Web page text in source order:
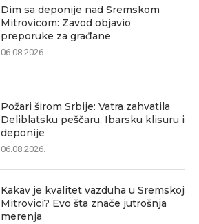
Dim sa deponije nad Sremskom
Mitrovicom: Zavod objavio
preporuke za građane
06.08.2026.
Požari širom Srbije: Vatra zahvatila
Deliblatsku peščaru, Ibarsku klisuru i
deponije
06.08.2026.
Kakav je kvalitet vazduha u Sremskoj
Mitrovici? Evo šta znače jutrošnja
merenja